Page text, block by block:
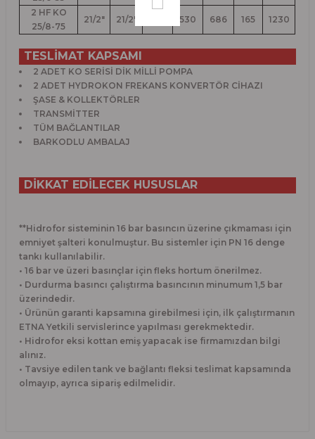
2 HF KO
25/8-75
21/2" 21/2" 530 686 165 1230
TESLİMAT KAPSAMI
2 ADET KO SERİSİ DİK MİLLİ POMPA
2 ADET HYDROKON FREKANS KONVERTÖR CİHAZI
ŞASE & KOLLEKTÖRLER
TRANSMİTTER
TÜM BAĞLANTILAR
BARKODLU AMBALAJ
DİKKAT EDİLECEK HUSUSLAR
**Hidrofor sisteminin 16 bar basıncın üzerine çıkmaması için
emniyet şalteri konulmuştur. Bu sistemler için PN 16 denge
tankı kullanılabilir.
• 16 bar ve üzeri basınçlar için fleks hortum önerilmez.
• Durdurma basıncı çalıştırma basıncının minumum 1,5 bar
üzerindedir.
• Ürünün garanti kapsamına girebilmesi için, ilk çalıştırmanın
ETNA Yetkili servislerince yapılması gerekmektedir.
• Hidrofor eksi kottan emiş yapacak ise firmamızdan bilgi
alınız.
• Tavsiye edilen tank ve bağlantı fleksi teslimat kapsamında
olmayıp, ayrıca sipariş edilmelidir.